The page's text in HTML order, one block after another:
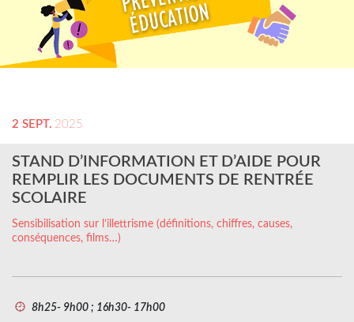
2 SEPT. 2025
STAND D’INFORMATION ET D’AIDE POUR
REMPLIR LES DOCUMENTS DE RENTRÉE
SCOLAIRE
Sensibilisation sur l’illettrisme (définitions, chiffres, causes,
conséquences, films…)
8h25- 9h00 ; 16h30- 17h00